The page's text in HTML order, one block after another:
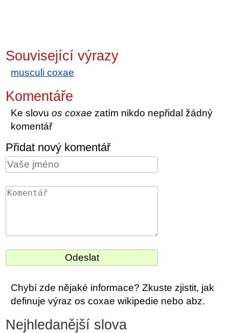
Související výrazy
musculi coxae
Komentáře
Ke slovuos coxae zatím nikdo nepřidal žádný
komentář
Přidat nový komentář
Chybí zde nějaké informace? Zkuste zjistit, jak
definuje výraz os coxae wikipedie nebo abz.
Nejhledanější slova